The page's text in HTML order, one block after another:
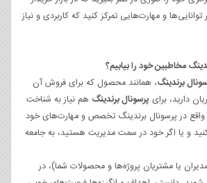
و مهارت‌هایی تمرکز کنید که کاربردی و نیاز
برندینگ، همانند محصول که برای فروش آن
دارید، برای پرسونال برندینگ هم نیاز به شناخت
واقع در پرسونال برندینگ تخصص و مهارت‌های خود
و یا اگر خود در سمت مدیریت هستید، به جامعه
یا مشتریان پروژه‌ها و محصولات شما)، در